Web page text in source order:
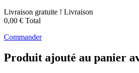
Livraison gratuite ! Livraison
0,00 € Total
Commander
Produit ajouté au panier